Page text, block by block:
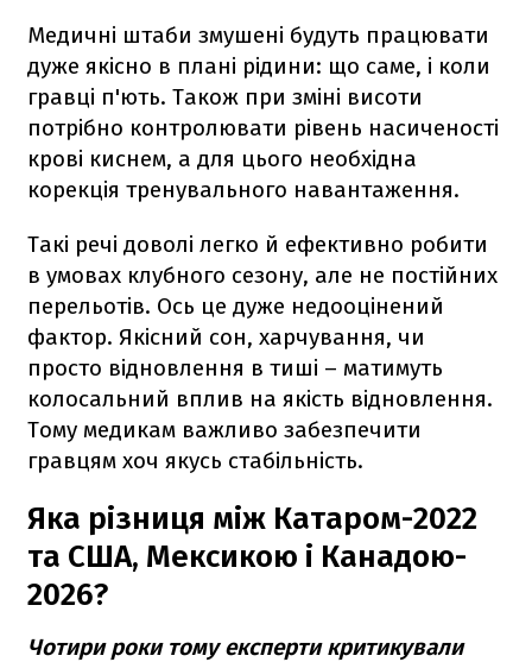
Медичні штаби змушені будуть працювати
дуже якісно в плані рідини: що саме, і коли
гравці п'ють. Також при зміні висоти
потрібно контролювати рівень насиченості
крові киснем, а для цього необхідна
корекція тренувального навантаження.
Такі речі доволі легко й ефективно робити
в умовах клубного сезону, але не постійних
перельотів. Ось це дуже недооцінений
фактор. Якісний сон, харчування, чи
просто відновлення в тиші – матимуть
колосальний вплив на якість відновлення.
Тому медикам важливо забезпечити
гравцям хоч якусь стабільність.
Яка різниця між Катаром-2022
та США, Мексикою і Канадою-
2026?
Чотири роки тому експерти критикували